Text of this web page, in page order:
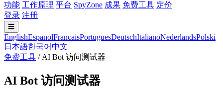
功能 工作原理 平台 SpyZone 成果 免费工具 定价
登录 注册
☰
EnglishEspanolFrancaisPortuguesDeutschItalianoNederlandsPolski
日本語한국어中文
免费工具 / AI Bot 访问测试器
AI Bot 访问测试器